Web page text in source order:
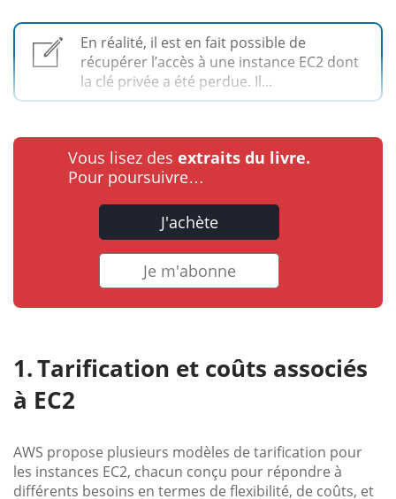
En réalité, il est en fait possible de
récupérer l’accès à une instance EC2 dont
la clé privée a été perdue. Il...
Vous lisez des extraits du livre.
Pour poursuivre…
J'achète
Je m'abonne
Tarification et coûts associés
à EC2
AWS propose plusieurs modèles de tarification pour
les instances EC2, chacun conçu pour répondre à
différents besoins en termes de flexibilité, de coûts, et